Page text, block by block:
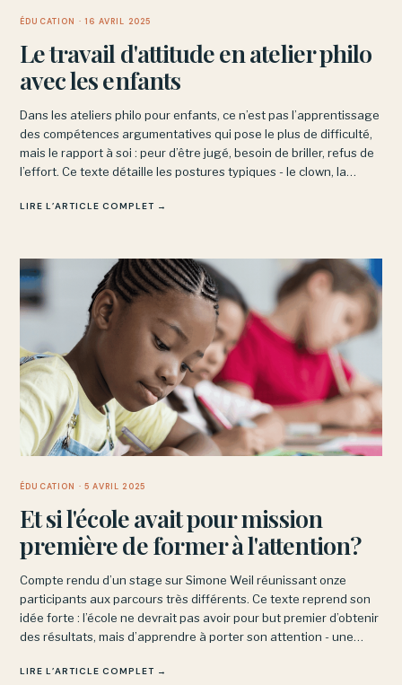
ÉDUCATION · 16 AVRIL 2025
Le travail d'attitude en atelier philo
avec les enfants
Dans les ateliers philo pour enfants, ce n’est pas l’apprentissage
des compétences argumentatives qui pose le plus de difficulté,
mais le rapport à soi : peur d’être jugé, besoin de briller, refus de
l’effort. Ce texte détaille les postures typiques - le clown, la
cachent.
LIRE L’ARTICLE COMPLET →
ÉDUCATION · 5 AVRIL 2025
Et si l'école avait pour mission
première de former à l'attention?
Compte rendu d’un stage sur Simone Weil réunissant onze
participants aux parcours très différents. Ce texte reprend son
idée forte : l’école ne devrait pas avoir pour but premier d’obtenir
des résultats, mais d’apprendre à porter son attention - une
LIRE L’ARTICLE COMPLET →